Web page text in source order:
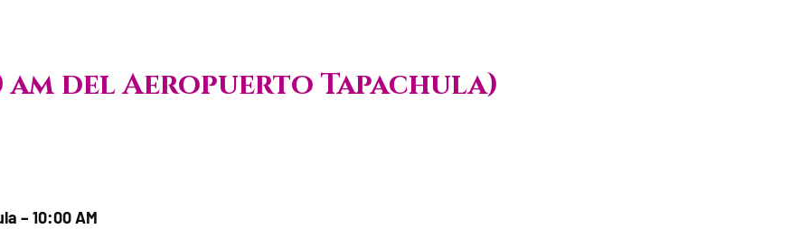
am del Aeropuerto Tapachula)
– 10:00 AM